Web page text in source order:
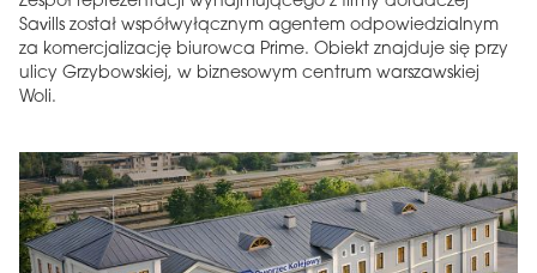
Savills został współwyłącznym agentem odpowiedzialnym
za komercjalizację biurowca Prime. Obiekt znajduje się przy
ulicy Grzybowskiej, w biznesowym centrum warszawskiej
Woli.